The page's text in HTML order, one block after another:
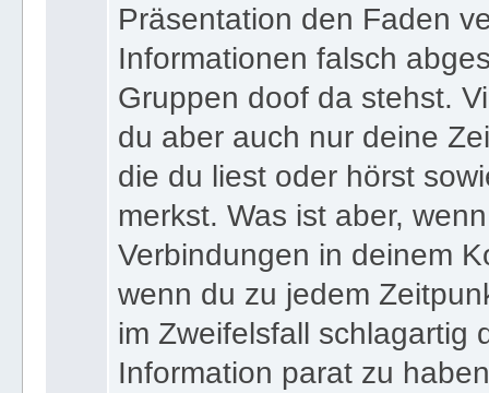
Präsentation den Faden
Informationen falsch
Gruppen doof da stehst.
du aber auch nur deine
die du liest oder hörst
merkst. Was ist aber,
Verbindungen in deinem
wenn du zu jedem
im Zweifelsfall schlagartig
Information parat zu